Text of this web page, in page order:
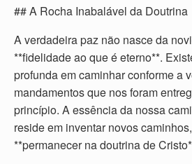
## A Rocha Inabalável da Doutrina
A verdadeira paz não nasce da
**fidelidade ao que é eterno**.
profunda em caminhar conforme a
mandamentos que nos foram
princípio. A essência da nossa
reside em inventar novos
**permanecer na doutrina de